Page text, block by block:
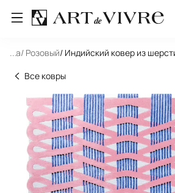
... / Розовый/ Индийский ковер из
Все ковры